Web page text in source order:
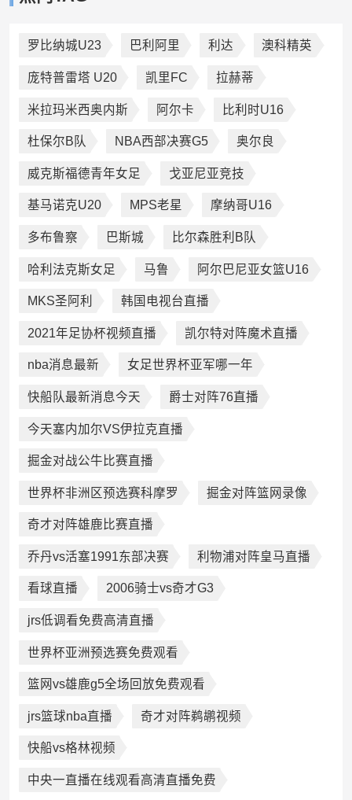
罗比纳城U23 巴利阿里 利达 澳科精英
庞特普雷塔 U20 凯里FC 拉赫蒂
米拉玛米西奥内斯 阿尔卡 比利时U16
杜保尔B队 NBA西部决赛G5 奥尔良
威克斯福德青年女足 戈亚尼亚竞技
基马诺克U20 MPS老星 摩纳哥U16
多布鲁察 巴斯城 比尔森胜利B队
哈利法克斯女足 马鲁 阿尔巴尼亚女篮U16
MKS圣阿利 韩国电视台直播
2021年足协杯视频直播 凯尔特对阵魔术直播
nba消息最新 女足世界杯亚军哪一年
快船队最新消息今天 爵士对阵76直播
今天塞内加尔VS伊拉克直播
掘金对战公牛比赛直播
世界杯非洲区预选赛科摩罗 掘金对阵篮网录像
奇才对阵雄鹿比赛直播
乔丹vs活塞1991东部决赛 利物浦对阵皇马直播
看球直播 2006骑士vs奇才G3
jrs低调看免费高清直播
世界杯亚洲预选赛免费观看
篮网vs雄鹿g5全场回放免费观看
jrs篮球nba直播 奇才对阵鹈鹕视频
快船vs格林视频
中央一直播在线观看高清直播免费